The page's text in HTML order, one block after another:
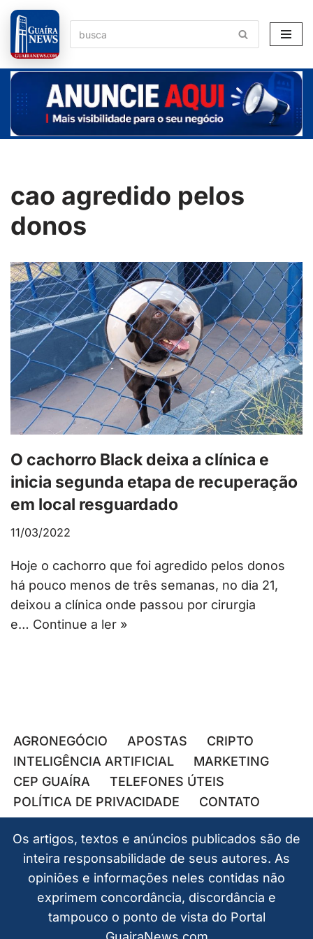
Pular
para
o
conteúdo
cao agredido pelos
donos
O cachorro Black deixa a clínica e
inicia segunda etapa de recuperação
em local resguardado
11/03/2022
Hoje o cachorro que foi agredido pelos donos
há pouco menos de três semanas, no dia 21,
deixou a clínica onde passou por cirurgia
e… Continue a ler »
AGRONEGÓCIO APOSTAS
CRIPTO
INTELIGÊNCIA ARTIFICIAL
MARKETING
CEP GUAÍRA
TELEFONES ÚTEIS
POLÍTICA DE PRIVACIDADE
CONTATO
Os artigos, textos e anúncios publicados são de
inteira responsabilidade de seus autores. As
opiniões e informações neles contidas não
exprimem concordância, discordância e
tampouco o ponto de vista do Portal